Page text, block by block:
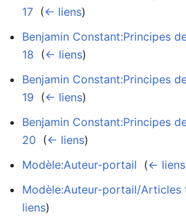
17 (← liens)
Benjamin Constant:Principes
18 (← liens)
Benjamin Constant:Principes
19 (← liens)
Benjamin Constant:Principes
20 (← liens)
Modèle:Auteur-portail (← liens
Modèle:Auteur-portail/Articles
liens)